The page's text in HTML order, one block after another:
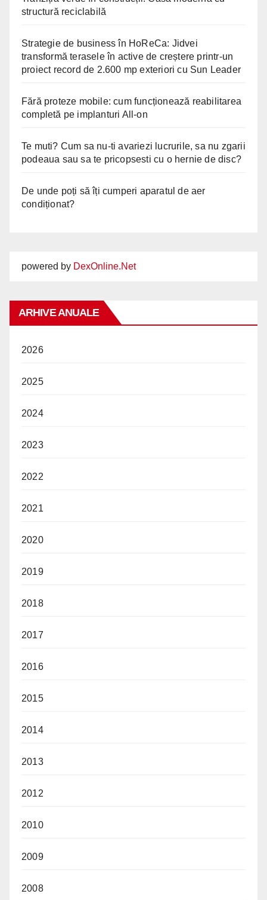
structură reciclabilă
Strategie de business în HoReCa: Jidvei
transformă terasele în active de creștere printr-un
proiect record de 2.600 mp exteriori cu Sun Leader
Fără proteze mobile: cum funcționează reabilitarea
completă pe implanturi All-on
Te muti? Cum sa nu-ti avariezi lucrurile, sa nu zgarii
podeaua sau sa te pricopsesti cu o hernie de disc?
De unde poți să îți cumperi aparatul de aer
condiționat?
powered by DexOnline.Net
ARHIVE ANUALE
2026
2025
2024
2023
2022
2021
2020
2019
2018
2017
2016
2015
2014
2013
2012
2010
2009
2008